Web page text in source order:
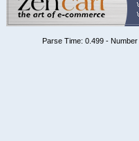
Parse Time: 0.499 -